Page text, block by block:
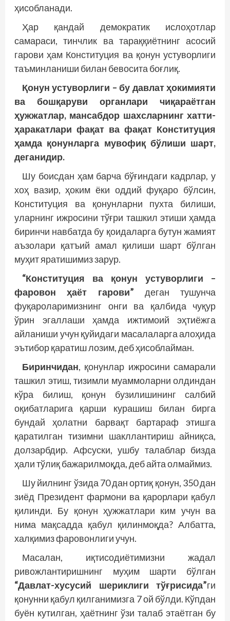
ҳисобланади.
Ҳар қандай демократик ислоҳотлар
самараси, тинчлик ва тараққиётнинг асосий
гарови ҳам Конституция ва қонун устуворлиги
таъминланиши билан бевосита боғлиқ.
Қонун устуворлиги – бу давлат ҳокимияти
ва бошқаруви органлари чиқараётган
ҳужжатлар, мансабдор шахсларнинг хатти-
ҳаракатлари фақат ва фақат Конституция
ҳамда қонунларга мувофиқ бўлиши шарт,
деганидир.
Шу боисдан ҳам барча бўғиндаги кадрлар, у
хоҳ вазир, ҳоким ёки оддий фуқаро бўлсин,
Конституция ва қонунларни пухта билиши,
уларнинг ижросини тўғри ташкил этиши ҳамда
биринчи навбатда бу қоидаларга бутун жамият
аъзолари қатъий амал қилиши шарт бўлган
муҳит яратишимиз зарур.
“Конституция ва қонун устуворлиги –
фаровон ҳаёт гарови” деган тушунча
фуқароларимизнинг онги ва қалбида чуқур
ўрин эгаллаши ҳамда ижтимоий эҳтиёжга
айланиши учун қуйидаги масалаларга алоҳида
эътибор қаратиш лозим, деб ҳисоблайман.
Биринчидан, қонунлар ижросини самарали
ташкил этиш, тизимли муаммоларни олдиндан
кўра билиш, қонун бузилишининг салбий
оқибатларига қарши курашиш билан бирга
бундай ҳолатни барвақт бартараф этишга
қаратилган тизимни шакллантириш айниқса,
долзарбдир. Афсуски, ушбу талаблар бизда
ҳали тўлиқ бажарилмоқда, деб айта олмаймиз.
Шу йилнинг ўзида 70 дан ортиқ қонун, 350 дан
зиёд Президент фармони ва қарорлари қабул
қилинди. Бу қонун ҳужжатлари ким учун ва
нима мақсадда қабул қилинмоқда? Албатта,
халқимиз фаровонлиги учун.
Масалан, иқтисодиётимизни жадал
ривожлантиришнинг муҳим шарти бўлган
“Давлат-хусусий шериклиги тўғрисида”ги
қонунни қабул қилганимизга 7 ой бўлди. Кўпдан
буён кутилган, ҳаётнинг ўзи талаб этаётган бу